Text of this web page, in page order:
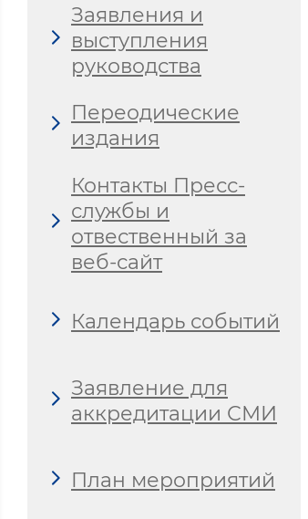
Заявления и
выступления
руководства
Переодические
издания
Контакты Пресс-
службы и
отвественный за
веб-сайт
Календарь событий
Заявление для
аккредитации СМИ
План мероприятий